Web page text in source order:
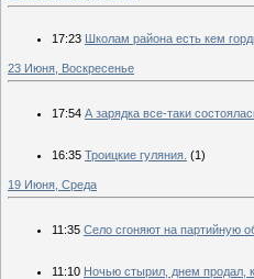
17:23 Школам района есть кем
23 Июня, Воскресенье
17:54 А зарядка все-таки
16:35 Троицкие гуляния. (1)
19 Июня, Среда
11:35 Село сгоняют на партийную
11:10 Ночью стырил, днем продал,